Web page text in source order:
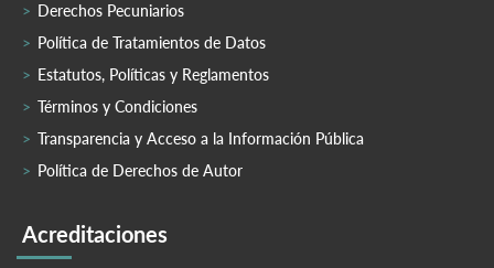
Derechos Pecuniarios
Política de Tratamientos de Datos
Estatutos, Políticas y Reglamentos
Términos y Condiciones
Transparencia y Acceso a la Información Pública
Política de Derechos de Autor
Acreditaciones